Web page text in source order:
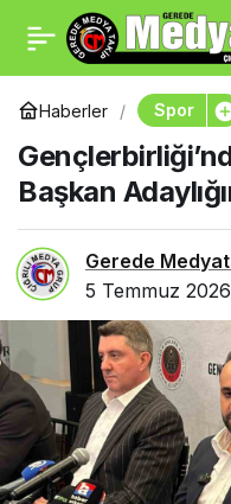
Haberler Spor
Başkan
Gerede
5 Temmuz
Gençlerbirliği’nde Yeni
Sezon İçin Sağlık
Kontrolleri